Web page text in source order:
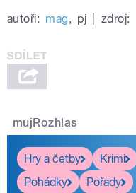
autoři: mag, pj zdroj:
mujRozhlas
Hry a četby
Krimi
Pohádky
Pořady